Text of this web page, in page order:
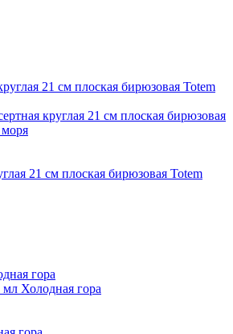
21 см плоская бирюзовая Totem